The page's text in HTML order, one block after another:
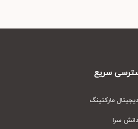
سریع
مارکتینگ
سرا